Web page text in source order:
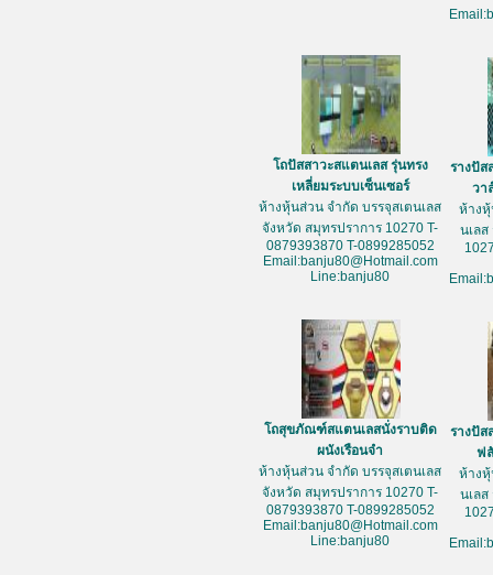
โถปัสสาวะสแตนเลส รุ่นทรง
เหลี่ยมระบบเซ็นเซอร์
ห้างหุ้นส่วน จำกัด บรรจุสเตนเลส
จังหวัด สมุทรปราการ 10270 T-
0879393870 T-0899285052
Email:banju80@Hotmail.com
Line:banju80
รางปัส
วา
ห้างหุ้
นเล
โถสุขภัณฑ์สแตนเลสนั่งราบติด
ผนังเรือนจำ
ห้างหุ้นส่วน จำกัด บรรจุสเตนเลส
จังหวัด สมุทรปราการ 10270 T-
0879393870 T-0899285052
Email:banju80@Hotmail.com
Line:banju80
รางปัส
ฟ
ห้างหุ้
นเล